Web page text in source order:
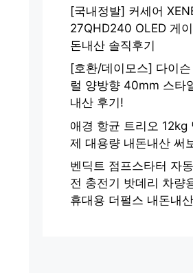
[국내정발] 커세어
27QHD240 OLED 게
돈내산 솔직후기
[호환/데이모스] 다이
럴 양방향 40mm 스타
내산 후기!
애경 항균 트리오 12kg
제 대용량 내돈내산 써
벤딕트 점프스타터 자
전 충전기 밧데리 차량
휴대용 더펄스 내돈내